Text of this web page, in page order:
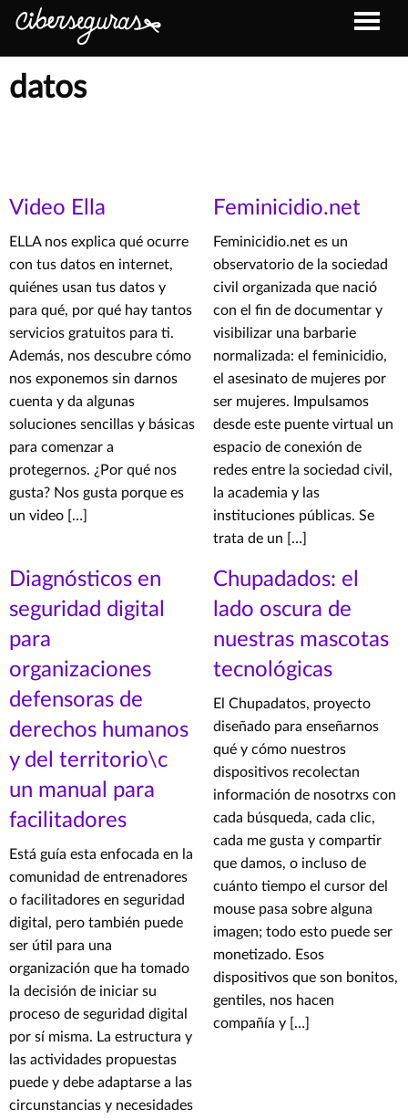
datos
Video Ella
ELLA nos explica qué ocurre
con tus datos en internet,
quiénes usan tus datos y
para qué, por qué hay tantos
servicios gratuitos para ti.
Además, nos descubre cómo
nos exponemos sin darnos
cuenta y da algunas
soluciones sencillas y básicas
para comenzar a
protegernos. ¿Por qué nos
gusta? Nos gusta porque es
un video […]
Feminicidio.net
Feminicidio.net es un
observatorio de la sociedad
civil organizada que nació
con el fin de documentar y
visibilizar una barbarie
normalizada: el feminicidio,
el asesinato de mujeres por
ser mujeres. Impulsamos
desde este puente virtual un
espacio de conexión de
redes entre la sociedad civil,
la academia y las
instituciones públicas. Se
trata de un […]
Diagnósticos en
seguridad digital
para
organizaciones
defensoras de
derechos humanos
y del territorio\c
un manual para
facilitadores
Está guía esta enfocada en la
comunidad de entrenadores
o facilitadores en seguridad
digital, pero también puede
ser útil para una
organización que ha tomado
la decisión de iniciar su
proceso de seguridad digital
por sí misma. La estructura y
las actividades propuestas
puede y debe adaptarse a las
circunstancias y necesidades
Chupadados: el
lado oscura de
nuestras mascotas
tecnológicas
El Chupadatos, proyecto
diseñado para enseñarnos
qué y cómo nuestros
dispositivos recolectan
información de nosotrxs con
cada búsqueda, cada clic,
cada me gusta y compartir
que damos, o incluso de
cuánto tiempo el cursor del
mouse pasa sobre alguna
imagen; todo esto puede ser
monetizado. Esos
dispositivos que son bonitos,
gentiles, nos hacen
compañía y […]